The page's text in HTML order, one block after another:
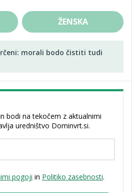
ŽENSKA
morali bodo čistiti tudi
bodi na tekočem z aktualnimi
uredništvo Dominvrt.si.
pogoji in Politiko zasebnosti.